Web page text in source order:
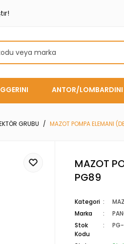
ANTOR/LOMBARDINI
GRUBU MAZOT POMPA ELEMANI
MAZOT
PG89
Kategori
Marka
Stok
Kodu